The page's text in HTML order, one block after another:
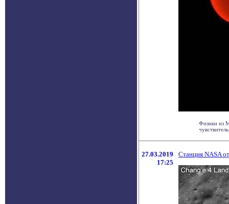
Физики из
27.03.2019
17:25
Станция NASA